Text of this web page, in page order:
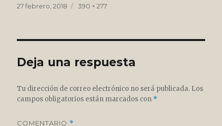
Publicado
27 febrero, 2018
Tamaño
390 × 277
Deja una respuesta
Tu dirección de correo electrónico no será publicada. Los
campos obligatorios están marcados con *
COMENTARIO *